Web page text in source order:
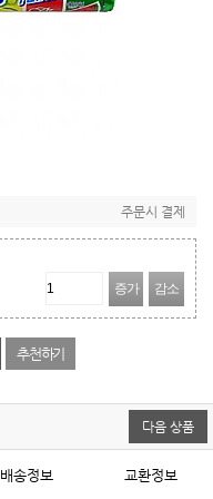
주문시 결제
증가
감소
추천하기
다음 상품
배송정보 교환정보